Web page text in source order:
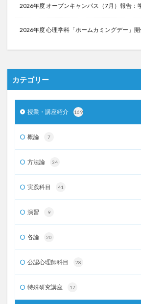
2026年度 オープンキャンパス（7月）報告：
2026年度 心理学科「ホームカミングデー」
カテゴリー
授業・講座紹介 169
概論 7
方法論 34
実践科目 41
演習 9
各論 20
公認心理師科目 28
特殊研究講座 17